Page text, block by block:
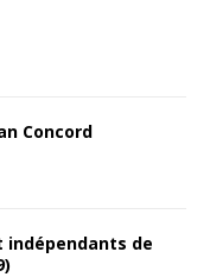
Concord
indépendants de